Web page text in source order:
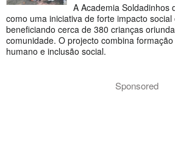
A Academia Soldadinhos
como uma iniciativa de forte impacto social
beneficiando cerca de 380 crianças
comunidade. O projecto combina
humano e inclusão social.
Sponsored